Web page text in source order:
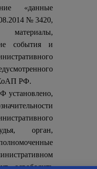
«данные
№ 3420,
события и
КоАП РФ.
орган,
освободить